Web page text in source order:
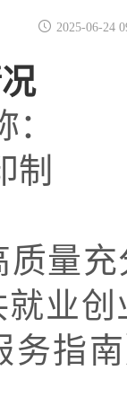
 2025-06-24
：
制
质量
就业
务指